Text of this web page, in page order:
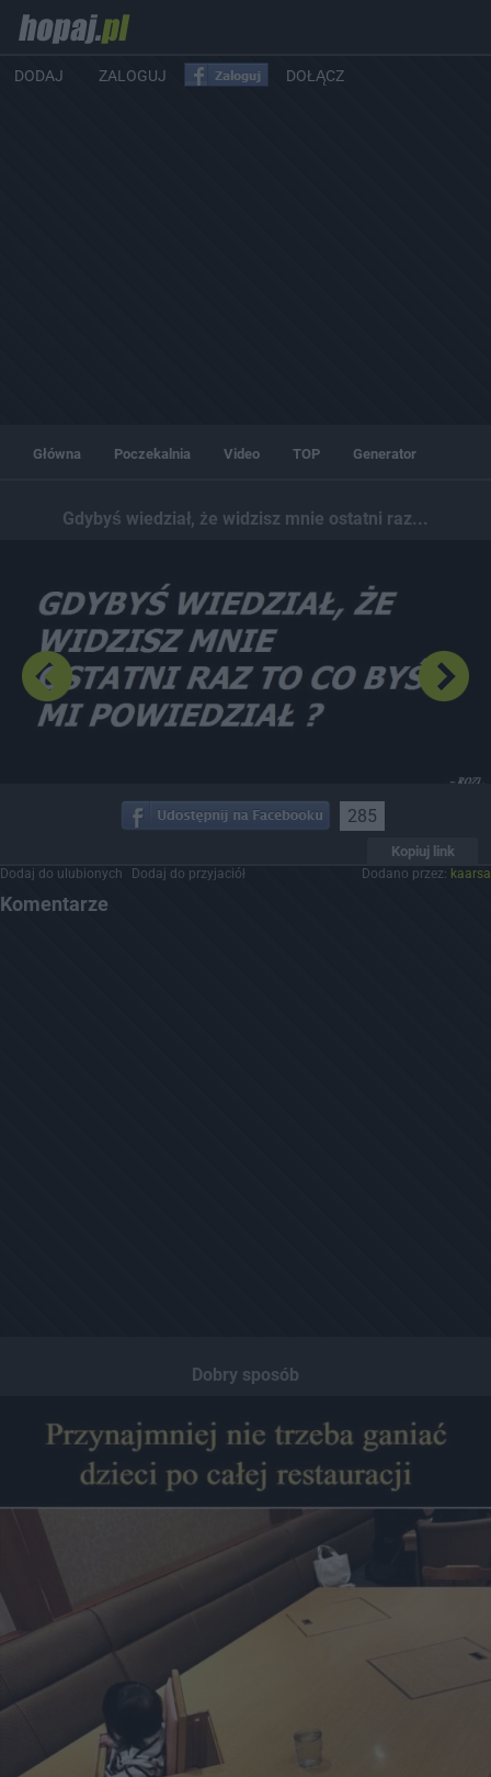
DODAJ ZALOGUJ DOŁĄCZ
Główna Poczekalnia Video TOP Generator
Gdybyś wiedział, że widzisz mnie ostatni raz...
285
Kopiuj link
Dodaj do ulubionych Dodaj do przyjaciół Dodano przez: kaarsa
Komentarze
Dobry sposób